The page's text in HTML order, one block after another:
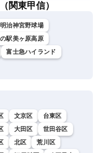
関東甲信）
明治神宮野球場
駅美ヶ原高原
富士急ハイランド
文京区
台東区
大田区
世田谷区
北区
荒川区